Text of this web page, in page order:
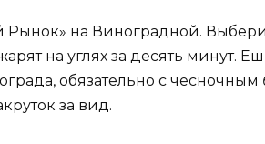
Рынок» на Виноградной. Выбери
на углях за десять минут.
обязательно с чесночным
за вид.